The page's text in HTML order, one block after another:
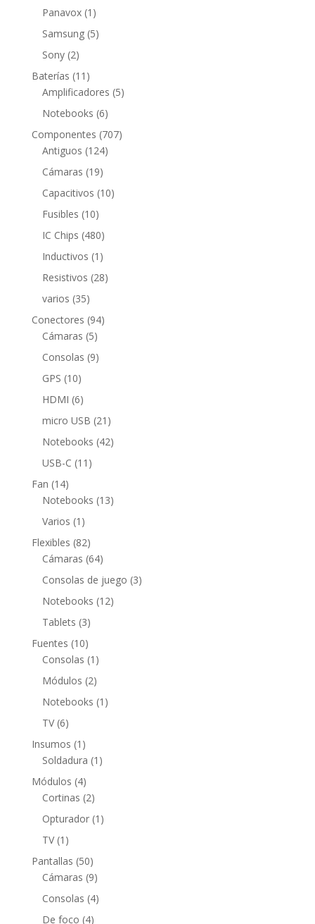
Panavox 1 1
producto
Samsung 55
Sony 22
productos
Baterías 11 11
productos
Amplificadores 55
Notebooks 66
productos
Componentes 707707
Antiguos 124124
Cámaras 1919
productos
Capacitivos 1010
Fusibles 1010
productos
IC Chips 480480
productos
Inductivos 1 1
producto
Resistivos 2828
varios 3535
productos
Conectores 9494
Cámaras 55
productos
Consolas 99
GPS 1010
productos
HDMI 66
productos
micro USB 21 21
productos
Notebooks 4242
USB-C 11 11
Fan 1414
productos
Notebooks 1313
Varios 1 1
producto
Flexibles 8282
productos
Cámaras 6464
productos
Consolas de juego 33
Notebooks 1212
Tablets 33
productos
Fuentes 1010
productos
Consolas 1 1
producto
Módulos 22
productos
Notebooks 1 1
TV 66
productos
Insumos 1 1
producto
Soldadura 1 1
Módulos 44
productos
Cortinas 22
productos
Opturador 1 1
TV 1 1
producto
Pantallas 5050
productos
Cámaras 99
productos
Consolas 44
De foco 44